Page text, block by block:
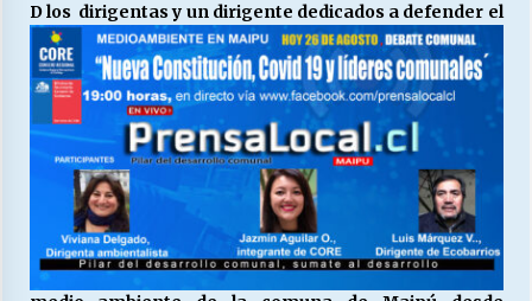
25/06/2026
¿Qué habrían dicho?
23/06/2026
VOLVER A SER ALTERNATIVA
16/06/2026
Dlos dirigentas y un dirigente dedicados a defender el